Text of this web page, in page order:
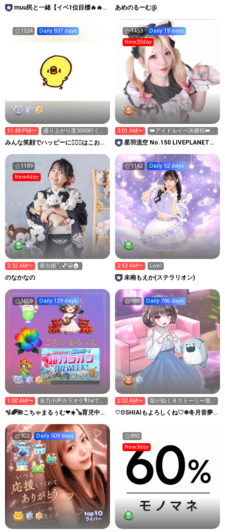
いします🩷️
muu民と一緒【イベ1位目標🔥🔥
あめのるーむ@
1524 Daily 837 days
11:49 PM〜
盛り上がり度3000行くか
力尽きるまで٩(>ω<*
みんな笑顔でハッピーに🐕‍🦺😇はこお
1453
Daily 19 days
New20day
3:01 AM〜
👑アイドルイベ決勝戦👑キ
ラキラください🩵
星羽流空 No.150 LIVEPLANET新
1189
New4day
2:32 AM〜 家出娘㌨💕😭🏠
のなかなの
1142 Daily 52 days
2:42 AM〜 Live!
未南もえか(ステラリオン)
1059 Daily 129 days
1:00 AM〜
全力小声カラオケ🎙️1wで
333曲目標🎶✨️
🫧🌈🌺こちゃまるぅむ❤☀️🪕育児中️🪄
988 Daily 786 days
2:52 AM〜
龍が如く８ストーリー進め
ていくよ♡
♡OSHIAIもよろしくね♡❄冬月音夢
922 Daily 509 days
top10
ライバー
892
New3day